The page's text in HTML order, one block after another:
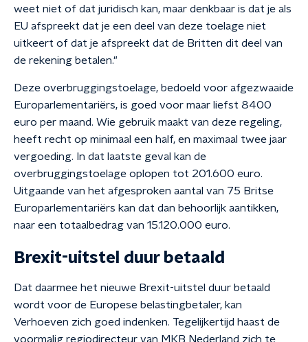
weet niet of dat juridisch kan, maar denkbaar is dat je als
EU afspreekt dat je een deel van deze toelage niet
uitkeert of dat je afspreekt dat de Britten dit deel van
de rekening betalen."
Deze overbruggingstoelage, bedoeld voor afgezwaaide
Europarlementariërs, is goed voor maar liefst 8400
euro per maand. Wie gebruik maakt van deze regeling,
heeft recht op minimaal een half, en maximaal twee jaar
vergoeding. In dat laatste geval kan de
overbruggingstoelage oplopen tot 201.600 euro.
Uitgaande van het afgesproken aantal van 75 Britse
Europarlementariërs kan dat dan behoorlijk aantikken,
naar een totaalbedrag van 15.120.000 euro.
Brexit-uitstel duur betaald
Dat daarmee het nieuwe Brexit-uitstel duur betaald
wordt voor de Europese belastingbetaler, kan
Verhoeven zich goed indenken. Tegelijkertijd haast de
voormalig regiodirecteur van MKB Nederland zich te